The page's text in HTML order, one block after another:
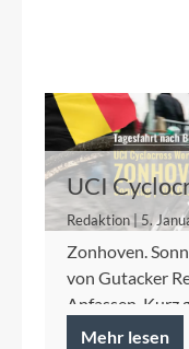
UCI
Redaktion | 5.
Zonhoven.
von Gutacker
Anfassen. Kurz
Mehr lesen